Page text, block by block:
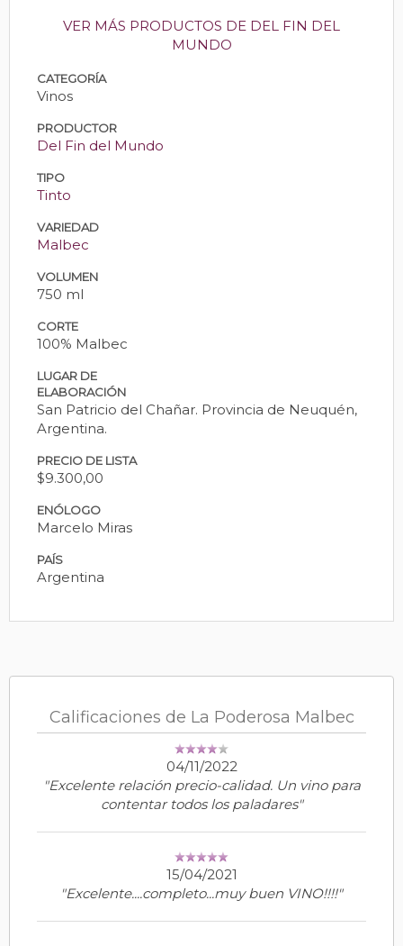
VER MÁS PRODUCTOS DE DEL FIN DEL
MUNDO
CATEGORÍA
Vinos
PRODUCTOR
Del Fin del Mundo
TIPO
Tinto
VARIEDAD
Malbec
VOLUMEN
750 ml
CORTE
100% Malbec
LUGAR DE
ELABORACIÓN
San Patricio del Chañar. Provincia de Neuquén,
Argentina.
PRECIO DE LISTA
$9.300,00
ENÓLOGO
Marcelo Miras
PAÍS
Argentina
Calificaciones de La Poderosa Malbec
04/11/2022
"Excelente relación precio-calidad. Un vino para
contentar todos los paladares"
15/04/2021
"Excelente....completo...muy buen VINO!!!!"